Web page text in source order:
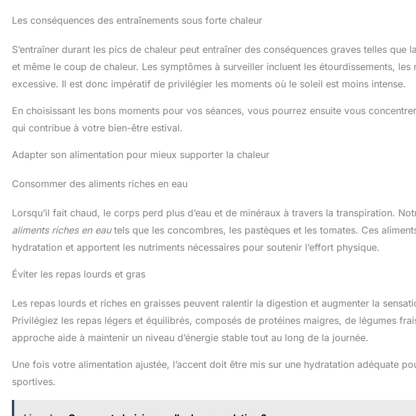
Les conséquences des entraînements sous forte chaleur
S’entraîner durant les pics de chaleur peut entraîner des conséquences graves telles que
et même le coup de chaleur. Les symptômes à surveiller incluent les étourdissements, les
excessive. Il est donc impératif de privilégier les moments où le soleil est moins intense.
En choisissant les bons moments pour vos séances, vous pourrez ensuite vous
qui contribue à votre bien-être estival.
Adapter son alimentation pour mieux supporter la chaleur
Consommer des aliments riches en eau
Lorsqu’il fait chaud, le corps perd plus d’eau et de minéraux à travers la transpiration.
aliments riches en eautels que les concombres, les pastèques et les tomates. Ces
hydratation et apportent les nutriments nécessaires pour soutenir l’effort physique.
Éviter les repas lourds et gras
Les repas lourds et riches en graisses peuvent ralentir la digestion et augmenter la
Privilégiez les repas légers et équilibrés, composés de protéines maigres, de légumes
approche aide à maintenir un niveau d’énergie stable tout au long de la journée.
Une fois votre alimentation ajustée, l’accent doit être mis sur une hydratation adéquate
sportives.